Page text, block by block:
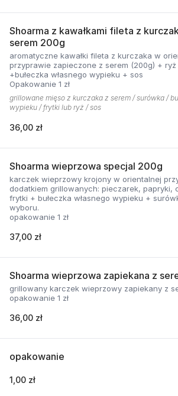
Shoarma z kawałkami fileta z
serem 200g
aromatyczne kawałki fileta z kurczaka w
przyprawie zapieczone z serem (200g) +
+bułeczka własnego wypieku + sos
Opakowanie 1 zł
grillowane mięso z kurczaka z serem / surówka /
wypieku / frytki lub ryż / sos
36,00 zł
Shoarma wieprzowa specjal 200g
karczek wieprzowy krojony w orientalnej
dodatkiem grillowanych: pieczarek, papryki,
frytki + bułeczka własnego wypieku + surówka + sos do
wyboru.
opakowanie 1 zł
37,00 zł
Shoarma wieprzowa zapiekana z
grillowany karczek wieprzowy zapiekany z
opakowanie 1 zł
36,00 zł
opakowanie
1,00 zł